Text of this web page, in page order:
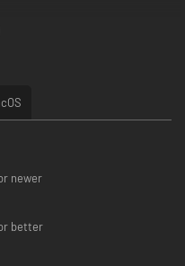
beweging, waarbij
reflexen en goede
nodig hebben om een kans
in de schaduwen, en om
de kerkers willekeurig
de dappere tovenaars die
dan de voorganger,
en meer compacte
newer
better